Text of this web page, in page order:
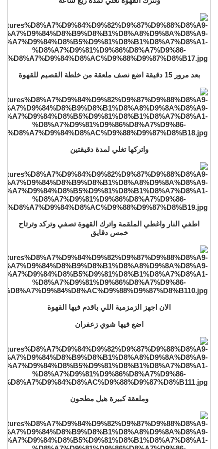
بعد مرور 15 دقيقة اضع نصف ملعقة من خلطة القصيم للقهوة
واتركها تغلي لمدة دقيقتين
اطفي النار واغطي الملقمة واترك القهوة تصفي وتركد وترتاح
خمس دقايق
الان اجهز الزمزمية اللي باقدم فيها القهوة
اضع فيها شوي زعفران
وملعقة كبيرة هيل مطحون